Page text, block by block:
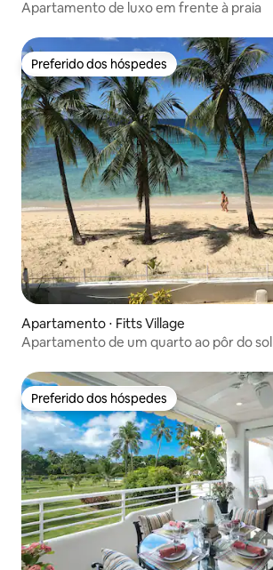
Apartamento de luxo em frente à praia
Preferido dos hóspedes
Preferido dos hóspedes
Apartamento ⋅ Fitts Village
Apartamento de um quarto ao pôr do sol
Preferido dos hóspedes
Preferido dos hóspedes